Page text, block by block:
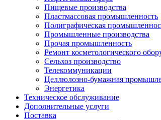
Пищевые производства
Пластмассовая промышленность
Полиграфическая
Промышленные производства
Прочая промышленность
Ремонт косметологического
Сельхоз производство
Телекоммуникации
Целлюлозно-бумажная
Энергетика
Техническое обслуживание
Дополнительные услуги
Поставка